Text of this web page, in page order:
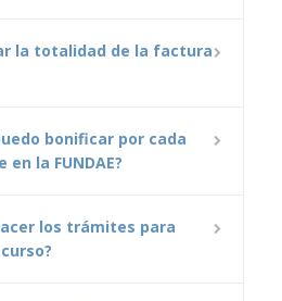
la totalidad de la factura
bonificar por cada
la FUNDAE?
los trámites para